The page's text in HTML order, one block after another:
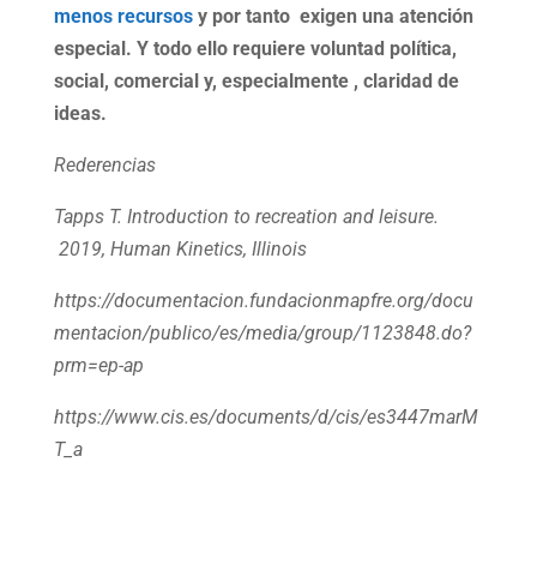
menos recursosy por tanto exigen una atención
especial. Y todo ello requiere voluntad política,
social, comercial y, especialmente , claridad de
ideas.
Rederencias
Tapps T. Introduction to recreation and leisure.
2019, Human Kinetics, Illinois
https://documentacion.fundacionmapfre.org/docu
mentacion/publico/es/media/group/1123848.do?
prm=ep-ap
https://www.cis.es/documents/d/cis/es3447marM
T_a